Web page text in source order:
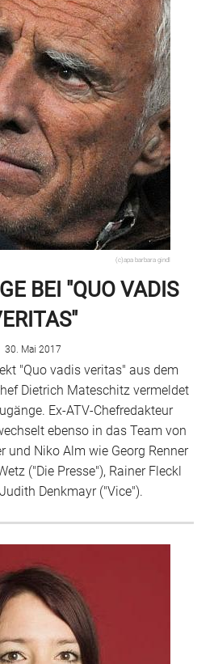
(c)apa barbara gindl
BEI "QUO VADIS
30. Mai 2017
"Quo vadis veritas" aus dem
Dietrich Mateschitz vermeldet
Ex-ATV-Chefredakteur
ebenso in das Team von
und Niko Alm wie Georg Renner
("Die Presse"), Rainer Fleckl
Denkmayr ("Vice").